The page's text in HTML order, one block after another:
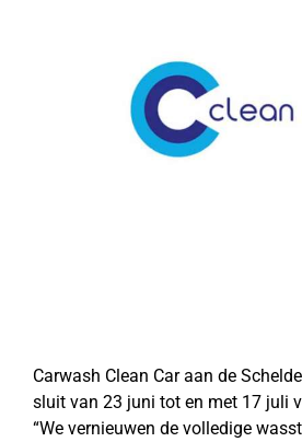
Carwash Clean Car aan de
sluit van 23 juni tot en met 17 juli
“We vernieuwen de volledige